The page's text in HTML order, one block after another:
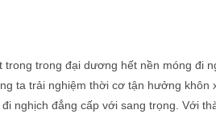
trong trong đại dương hết nền móng đi
ta trải nghiệm thời cơ tận hưởng khôn
nghịch đẳng cấp với sang trọng. Với